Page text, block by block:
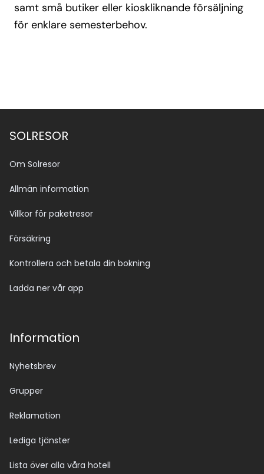
samt små butiker eller kioskliknande försäljning
för enklare semesterbehov.
SOLRESOR
Om Solresor
Allmän information
Villkor för paketresor
Försäkring
Kontrollera och betala din bokning
Ladda ner vår app
Information
Nyhetsbrev
Grupper
Reklamation
Lediga tjänster
Lista över alla våra hotell